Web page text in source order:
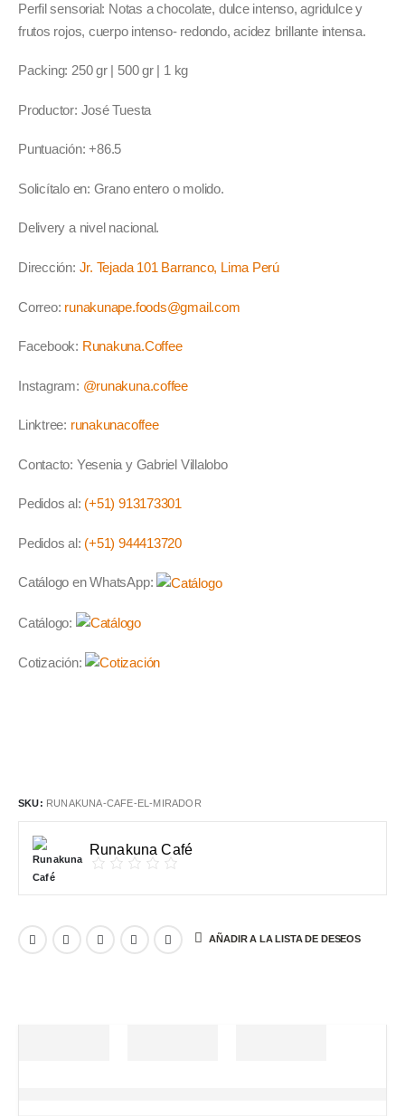
Perfil sensorial: Notas a chocolate, dulce intenso, agridulce y
frutos rojos, cuerpo intenso- redondo, acidez brillante intensa.
Packing: 250 gr | 500 gr | 1 kg
Productor: José Tuesta
Puntuación: +86.5
Solicítalo en: Grano entero o molido.
Delivery a nivel nacional.
Dirección: Jr. Tejada 101 Barranco, Lima Perú
Correo: runakunape.foods@gmail.com
Facebook: Runakuna.Coffee
Instagram: @runakuna.coffee
Linktree: runakunacoffee
Contacto: Yesenia y Gabriel Villalobo
Pedidos al: (+51) 913173301
Pedidos al: (+51) 944413720
Catálogo en WhatsApp:
Catálogo:
Cotización:
SKU: RUNAKUNA-CAFE-EL-MIRADOR
Runakuna Café
AÑADIR A LA LISTA DE DESEOS